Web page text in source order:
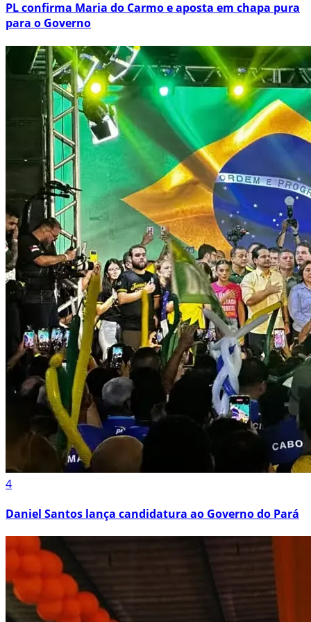
PL confirma Maria do Carmo e aposta em chapa pura
para o Governo
4
Daniel Santos lança candidatura ao Governo do Pará